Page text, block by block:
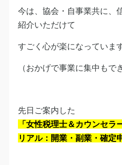
今は、協会・自事業共に、
紹介いただけて
すごく心が楽になっています
（おかげで事業に集中もで
先日ご案内した
「女性税理士＆カウンセラ
リアル：開業・副業・確定